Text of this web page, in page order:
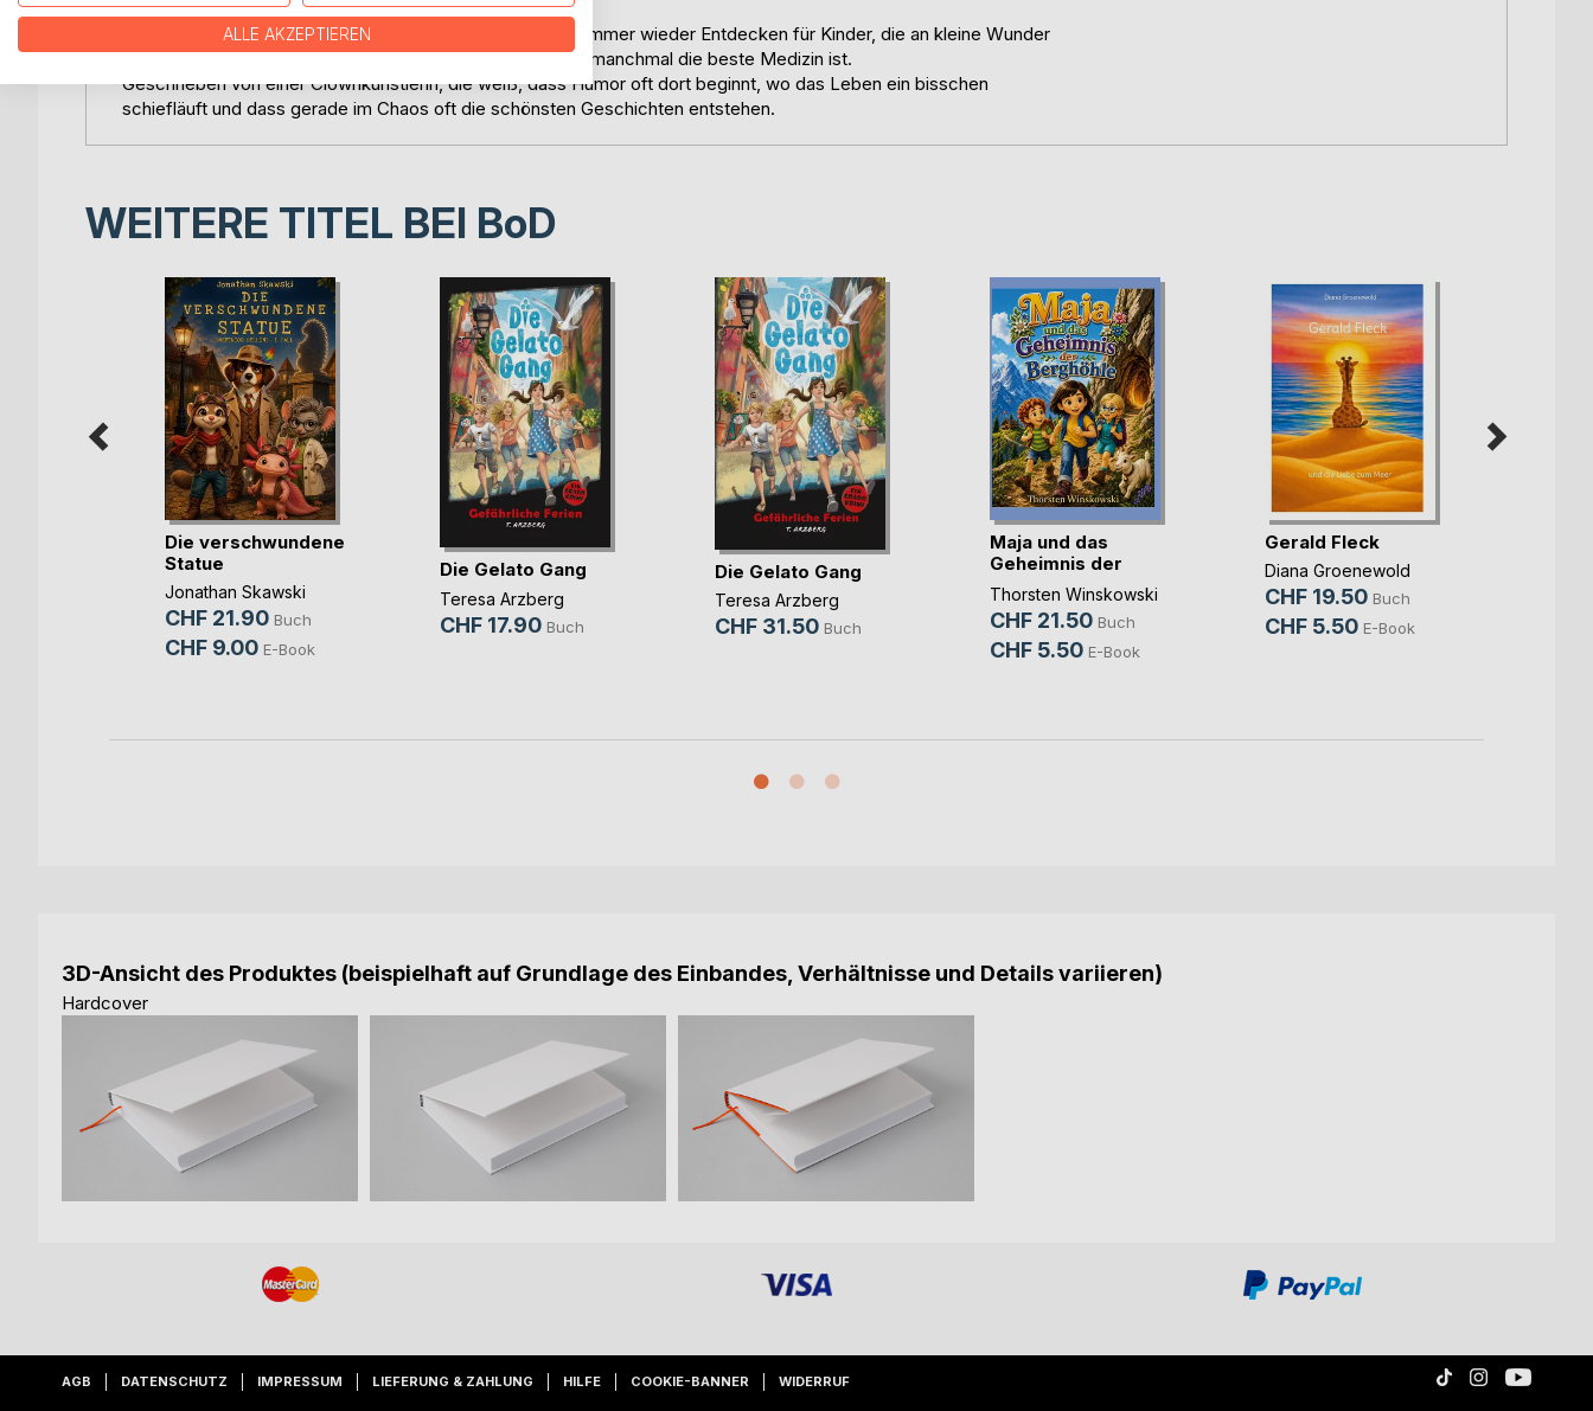
Eine liebevolle Geschichte zum Vorlesen, Mitfiebern und immer wieder Entdecken für Kinder, die an kleine Wunder
glauben, und Erwachsene, die längst ahnen, dass Lachen manchmal die beste Medizin ist.
Geschrieben von einer Clownkünstlerin, die weiß, dass Humor oft dort beginnt, wo das Leben ein bisschen
schiefläuft und dass gerade im Chaos oft die schönsten Geschichten entstehen.
WEITERE TITEL BEI BoD
Die verschwundene
Statue
Jonathan Skawski
CHF 21.90 Buch
CHF 9.00 E-Book
Die Gelato Gang
Teresa Arzberg
CHF 17.90 Buch
Die Gelato Gang
Teresa Arzberg
CHF 31.50 Buch
Maja und das
Geheimnis der
Berghöhle
Thorsten Winskowski
CHF 21.50 Buch
CHF 5.50 E-Book
Gerald Fleck
Diana Groenewold
CHF 19.50 Buch
CHF 5.50 E-Book
3D-Ansicht des Produktes (beispielhaft auf Grundlage des Einbandes, Verhältnisse und Details variieren)
Hardcover
AGB DATENSCHUTZ IMPRESSUM LIEFERUNG & ZAHLUNG HILFE COOKIE-BANNER WIDERRUF
ALLE AKZEPTIEREN